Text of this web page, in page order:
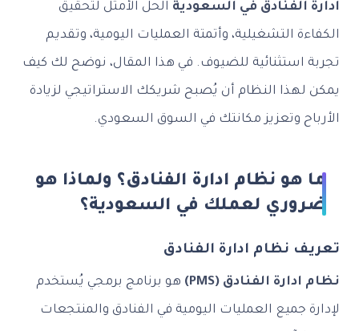
ادارة الفنادق في السعودية الحل الأمثل لتحقيق
الكفاءة التشغيلية، وأتمتة العمليات اليومية، وتقديم
تجربة استثنائية للضيوف. في هذا المقال، نوضح لك كيف
يمكن لهذا النظام أن يُصبح شريكك الاستراتيجي لزيادة
الأرباح وتعزيز مكانتك في السوق السعودي.
ما هو نظام ادارة الفنادق؟ ولماذا هو
ضروري لعملك في السعودية؟
تعريف نظام ادارة الفنادق
نظام ادارة الفنادق (PMS) هو برنامج برمجي يُستخدم
لإدارة جميع العمليات اليومية في الفنادق والمنتجعات